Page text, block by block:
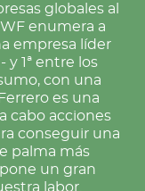
globales al
enumera a
empresa líder
y 1ª entre los
con una
es una
cabo acciones
conseguir una
palma más
un gran
labor.